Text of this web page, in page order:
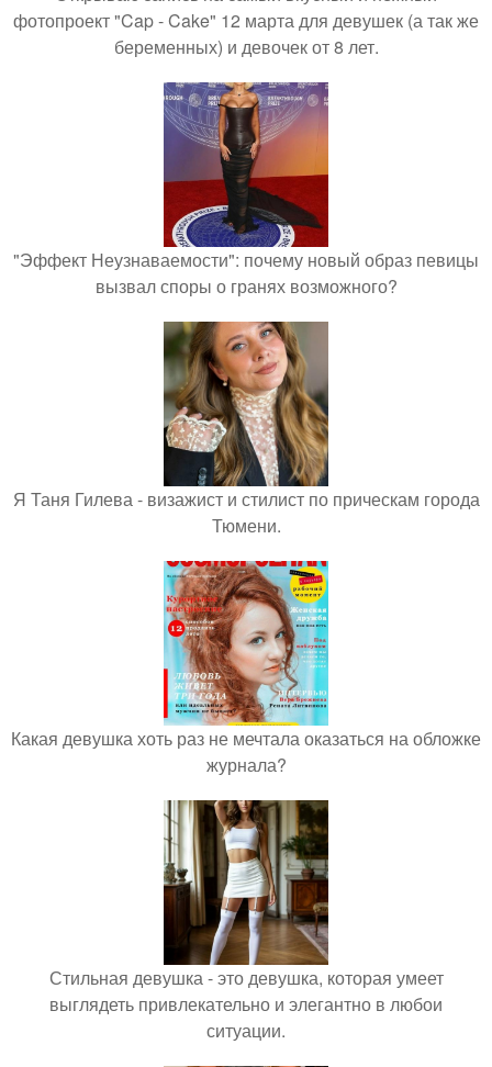
фотопроект "Cap - Cake" 12 марта для девушек (а так же
беременных) и девочек от 8 лет.
"Эффект Неузнаваемости": почему новый образ певицы
вызвал споры о гранях возможного?
Я Таня Гилева - визажист и стилист по прическам города
Тюмени.
Какая девушка хоть раз не мечтала оказаться на обложке
журнала?
Стильная девушка - это девушка, которая умеет
выглядеть привлекательно и элегантно в любои
ситуации.